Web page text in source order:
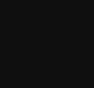
modele